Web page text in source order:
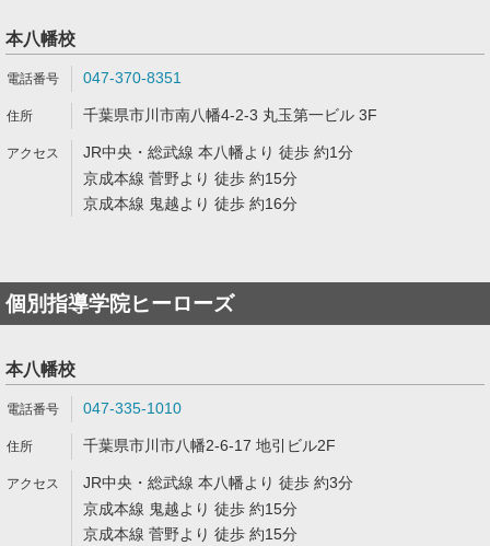
本八幡校
047-370-8351
千葉県市川市南八幡4-2-3 丸玉第一ビル 3F
JR中央・総武線 本八幡より 徒歩 約1分
京成本線 菅野より 徒歩 約15分
京成本線 鬼越より 徒歩 約16分
個別指導学院ヒーローズ
本八幡校
047-335-1010
千葉県市川市八幡2-6-17 地引ビル2F
JR中央・総武線 本八幡より 徒歩 約3分
京成本線 鬼越より 徒歩 約15分
京成本線 菅野より 徒歩 約15分